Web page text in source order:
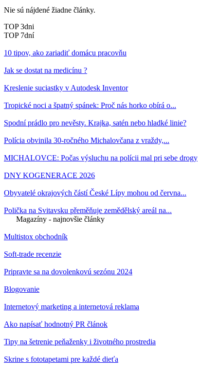
Nie sú nájdené žiadne články.
TOP 3dni
TOP 7dní
10 tipov, ako zariadiť domácu pracovňu
Jak se dostat na medicínu ?
Kreslenie suciastky v Autodesk Inventor
Tropické noci a špatný spánek: Proč nás horko obírá o...
Spodní prádlo pro nevěsty. Krajka, satén nebo hladké linie?
Polícia obvinila 30-ročného Michalovčana z vraždy,...
MICHALOVCE: Počas výsluchu na polícii mal pri sebe drogy
DNY KOGENERACE 2026
Obyvatelé okrajových částí České Lípy mohou od června...
Polička na Svitavsku přeměňuje zemědělský areál na...
Magazíny - najnovšie články
Multistox obchodník
Soft-trade recenzie
Pripravte sa na dovolenkovú sezónu 2024
Blogovanie
Internetový marketing a internetová reklama
Ako napísať hodnotný PR článok
Tipy na šetrenie peňaženky i životného prostredia
Skrine s fototapetami pre každé dieťa